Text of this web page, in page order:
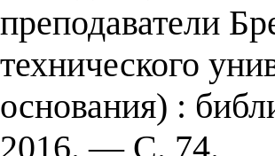
преподаватели
технического
основания) :
2016. — С. 74.